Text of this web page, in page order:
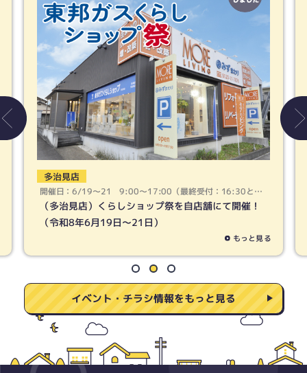
春日井店
開催日：6/19〜21 9:00〜17:00（最終受付：16:30とな
ります）
（春日井店）くらしショップ祭を自店舗にて開催！
（令和8年6月19日〜21日）
もっと見る
イベント・チラシ情報をもっと見る